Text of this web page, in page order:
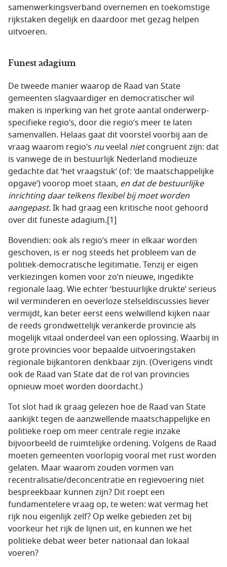
samenwerkingsverband overnemen en toekomstige
rijkstaken degelijk en daardoor met gezag helpen
uitvoeren.
Funest adagium
De tweede manier waarop de Raad van State
gemeenten slagvaardiger en democratischer wil
maken is inperking van het grote aantal onderwerp-
specifieke regio’s, door die regio’s meer te laten
samenvallen. Helaas gaat dit voorstel voorbij aan de
vraag waarom regio’s nuveelal nietcongruent zijn: dat
is vanwege de in bestuurlijk Nederland modieuze
gedachte dat ‘het vraagstuk’ (of: ‘de maatschappelijke
opgave’) voorop moet staan, en dat de bestuurlijke
inrichting daar telkens flexibel bij moet worden
aangepast. Ik had graag een kritische noot gehoord
over dit funeste adagium.[1]
Bovendien: ook als regio’s meer in elkaar worden
geschoven, is er nog steeds het probleem van de
politiek-democratische legitimatie. Tenzij er eigen
verkiezingen komen voor zo’n nieuwe, ingedikte
regionale laag. Wie echter ‘bestuurlijke drukte’ serieus
wil verminderen en oeverloze stelseldiscussies liever
vermijdt, kan beter eerst eens welwillend kijken naar
de reeds grondwettelijk verankerde provincie als
mogelijk vitaal onderdeel van een oplossing. Waarbij in
grote provincies voor bepaalde uitvoeringstaken
regionale bijkantoren denkbaar zijn. (Overigens vindt
ook de Raad van State dat de rol van provincies
opnieuw moet worden doordacht.)
Tot slot had ik graag gelezen hoe de Raad van State
aankijkt tegen de aanzwellende maatschappelijke en
politieke roep om meer centrale regie inzake
bijvoorbeeld de ruimtelijke ordening. Volgens de Raad
moeten gemeenten voorlopig vooral met rust worden
gelaten. Maar waarom zouden vormen van
recentralisatie/deconcentratie en regievoering niet
bespreekbaar kunnen zijn? Dit roept een
fundamentelere vraag op, te weten: wat vermag het
rijk nou eigenlijk zelf? Op welke gebieden zet bij
voorkeur het rijk de lijnen uit, en kunnen we het
politieke debat weer beter nationaal dan lokaal
voeren?